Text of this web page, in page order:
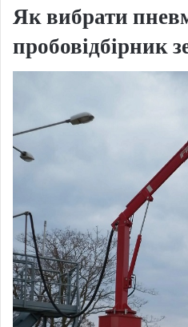
Як вибрати
пробовідбірник